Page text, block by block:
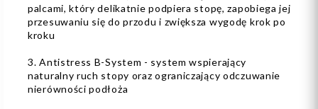
palcami, który delikatnie podpiera stopę, zapobiega jej
przesuwaniu się do przodu i zwiększa wygodę krok po
kroku
3. Antistress B-System - system wspierający
naturalny ruch stopy oraz ograniczający odczuwanie
nierówności podłoża